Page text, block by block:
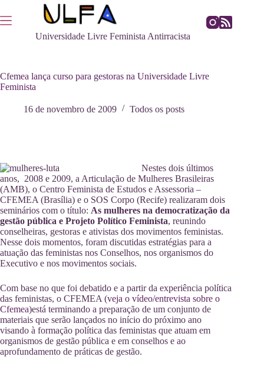
para
o
Universidade Livre Feminista Antirracista
Cfemea lança curso para gestoras na Universidade Livre
Feminista
16 de novembro de 2009 Todos os posts
Nestes dois últimos
anos, 2008 e 2009, a Articulação de Mulheres Brasileiras
(AMB), o Centro Feminista de Estudos e Assessoria –
CFEMEA (Brasília) e o SOS Corpo (Recife) realizaram dois
seminários com o título: As mulheres na democratização da
gestão pública e Projeto Político Feminista, reunindo
conselheiras, gestoras e ativistas dos movimentos feministas.
Nesse dois momentos, foram discutidas estratégias para a
atuação das feministas nos Conselhos, nos organismos do
Executivo e nos movimentos sociais.
Com base no que foi debatido e a partir da experiência política
das feministas, o CFEMEA (veja o vídeo/entrevista sobre o
Cfemea)está terminando a preparação de um conjunto de
materiais que serão lançados no início do próximo ano
visando à formação política das feministas que atuam em
organismos de gestão pública e em conselhos e ao
aprofundamento de práticas de gestão.